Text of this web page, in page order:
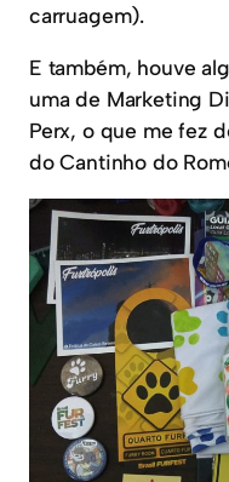
carruagem).
E também, houve
uma de Marketing
Perx, o que me fez
do Cantinho do